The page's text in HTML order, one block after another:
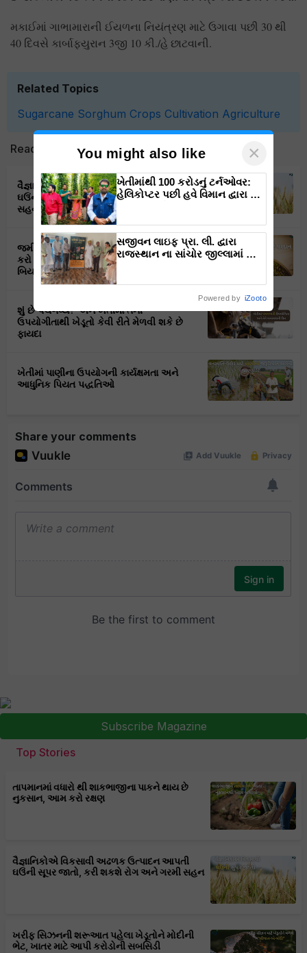
મકાઈમાં ગાભામારાની ઈયળના નિયંત્રણ માટે ઉગાવા પછી 30 થી
40 દિવસે કાર્બાફ્યુરાન 3જી 10 કી./હે છાટવાની.
Related Topics
Sugarcane Sorghum Crops Cultivation Agriculture
Read next
વૈજ્ઞાનિકોએ વિકસાવી અઢળક ઉત્પાદન આપતી
ઘઉંની સૂપર જાતો, કરી શકશે રોગ અને ગરમી
સહન
જમીનમાં નાઇટ્રોજનનો પ્રમાણ વધારવું છે તો
કરો મગની આ જાતનો વાવેતર, ત્યાંથી મેળવો
બિયારણ
શું છે પંચગવ્ય? અને ખેતીમાં તેની
ઉપયોગીતાથી ખેડૂતો કેવી રીતે મેળવી શકે છે
ફાયદા
ખેતીમાં પાણીના ઉપયોગની કાર્યક્ષમતા અને
આધુનિક પિયત પદ્ધતિઓ
Share your comments
Subscribe Magazine
Top Stories
તાપમાનમાં વધારો થી શાકભાજીના પાકને થાય છે
નુકસાન, આમ કરો રક્ષણ
વૈજ્ઞાનિકોએ વિકસાવી અઢળક ઉત્પાદન આપતી
ઘઉંની સૂપર જાતો, કરી શકશે રોગ અને ગરમી સહન
ખરીફ સિઝનની શરૂઆત પહેલા ખેડૂતોને મોદીની
ભેટ, ખાતર માટે આપી કરોડોની સબસિડી
You might also like ×
ખેતીમાંથી 100 કરોડનું ટર્નઓવર:
હેલિકોપ્ટર પછી હવે વિમાન દ્વારા કૃષિ
સજીવન લાઇફ પ્રા. લી. દ્વારા
રાજસ્થાન ના સાંચોર જીલ્લામાં માં
Powered by iZooto